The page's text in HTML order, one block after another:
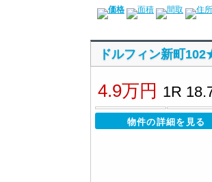
価格 面積 間取 住所
ドルフィン新町
4.9万円 1R
物件の詳細を見る